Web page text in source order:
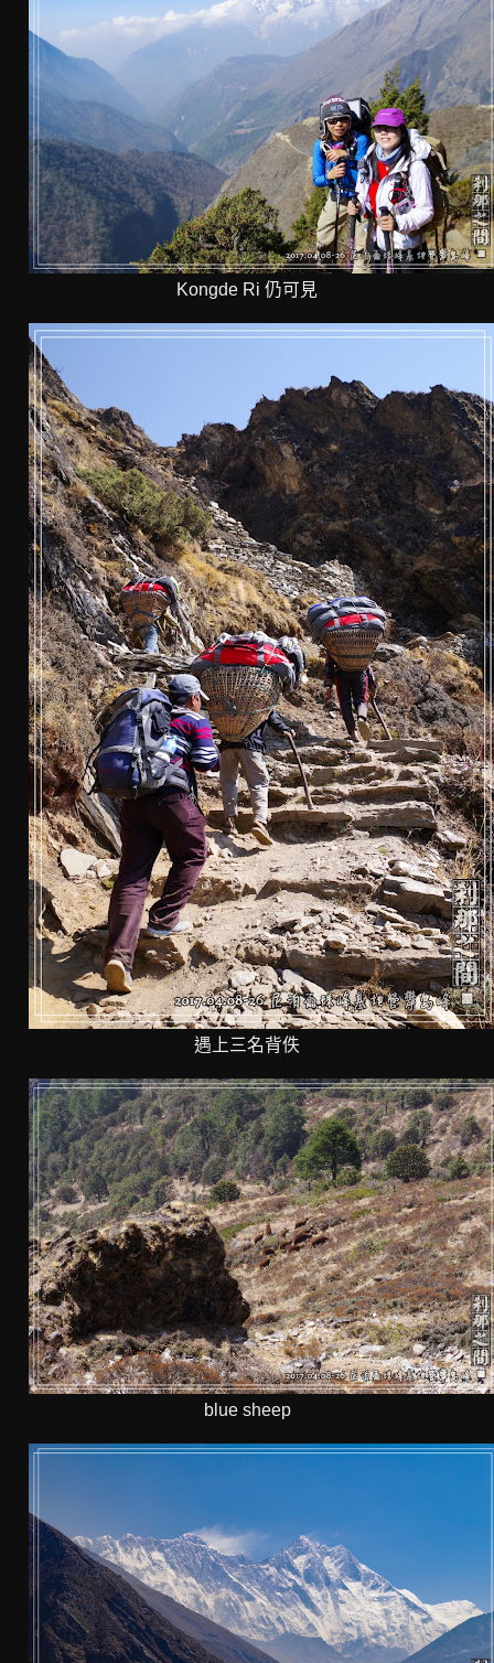
Kongde Ri 仍可見
遇上三名背佚
blue sheep